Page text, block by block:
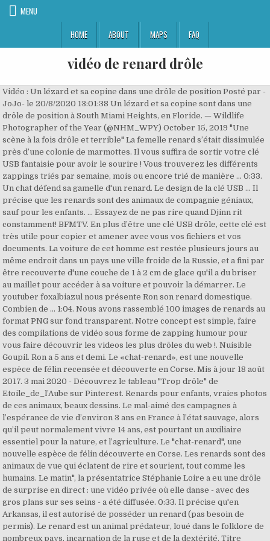
MENU
HOME
ABOUT MAPS FAQ
vidéo de renard drôle
Vidéo : Un lézard et sa copine dans une drôle de position Posté par -
JoJo- le 20/8/2020 13:01:38 Un lézard et sa copine sont dans une
drôle de position à South Miami Heights, en Floride. — Wildlife
Photographer of the Year (@NHM_WPY) October 15, 2019 "Une
scène à la fois drôle et terrible" La femelle renard s’était dissimulée
près d’une colonie de marmottes. Il vous suffira de sortir votre clé
USB fantaisie pour avoir le sourire ! Vous trouverez les différents
zappings triés par semaine, mois ou encore trié de manière … 0:33.
Un chat défend sa gamelle d'un renard. Le design de la clé USB … Il
précise que les renards sont des animaux de compagnie géniaux,
sauf pour les enfants. … Essayez de ne pas rire quand Djinn rit
constamment! BFMTV. En plus d’être une clé USB drôle, cette clé est
très utile pour copier et amener avec vous vos fichiers et vos
documents. La voiture de cet homme est restée plusieurs jours au
même endroit dans un pays une ville froide de la Russie, et a fini par
être recouverte d'une couche de 1 à 2 cm de glace qu'il a du briser
au maillet pour accéder à sa voiture et pouvoir la démarrer. Le
youtuber foxalbiazul nous présente Ron son renard domestique.
Combien de … 1:04. Nous avons rassemblé 100 images de renards au
format PNG sur fond transparent. Notre concept est simple, faire
des compilations de vidéo sous forme de zapping humour pour
vous faire découvrir les videos les plus drôles du web !. Nuisible
Goupil. Ron a 5 ans et demi. Le «chat-renard», est une nouvelle
espèce de félin recensée et découverte en Corse. Mis à jour 18 août
2017. 3 mai 2020 - Découvrez le tableau "Trop drôle" de
Etoile_de_l’Aube sur Pinterest. Renards pour enfants, vraies photos
de ces animaux, beaux dessins. Le mal-aimé des campagnes à
l’espérance de vie d’environ 3 ans en France à l’état sauvage, alors
qu’il peut normalement vivre 14 ans, est pourtant un auxiliaire
essentiel pour la nature, et l’agriculture. Le "chat-renard", une
nouvelle espèce de félin découverte en Corse. Les renards sont des
animaux de vue qui éclatent de rire et sourient, tout comme les
humains. Le matin", la présentatrice Stéphanie Loire a eu une drôle
de surprise en direct : une vidéo privée où elle danse - avec des
gros plans sur ses seins - a été diffusée. 0:33. Il précise qu'en
Arkansas, il est autorisé de posséder un renard (pas besoin de
permis). Le renard est un animal prédateur, loué dans le folklore de
nombreux pays, incarnation de la ruse et de la dextérité. Titre